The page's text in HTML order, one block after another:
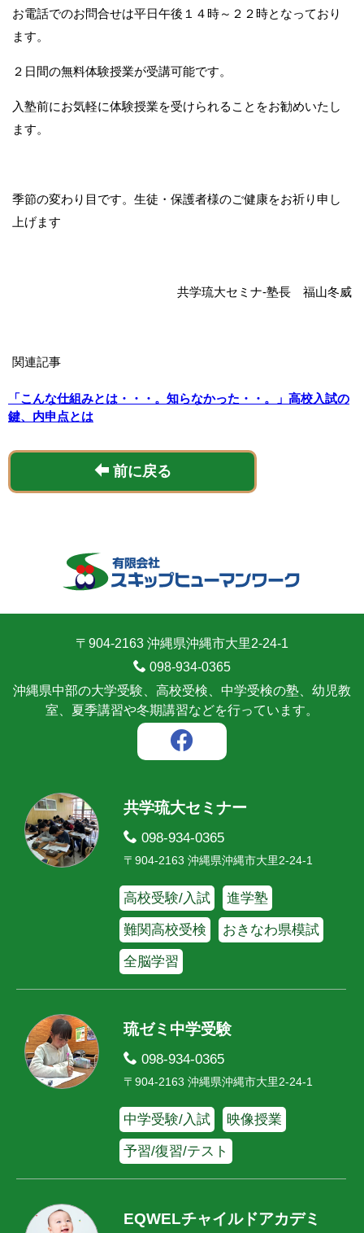
お電話でのお問合せは平日午後１４時～２２時となっており
ます。
２日間の無料体験授業が受講可能です。
入塾前にお気軽に体験授業を受けられることをお勧めいたし
ます。
季節の変わり目です。生徒・保護者様のご健康をお祈り申し
上げます
共学琉大セミナ-塾長 福山冬威
関連記事
「こんな仕組みとは・・・。知らなかった・・。」高校入試の
鍵、内申点とは
前に戻る
〒904-2163 沖縄県沖縄市大里2-24-1
098-934-0365
沖縄県中部の大学受験、高校受検、中学受検の塾、幼児教
室、夏季講習や冬期講習などを行っています。
共学琉大セミナー
098-934-0365
〒904-2163 沖縄県沖縄市大里2-24-1
高校受験/入試 進学塾
難関高校受検 おきなわ県模試
全脳学習
琉ゼミ中学受験
098-934-0365
〒904-2163 沖縄県沖縄市大里2-24-1
中学受験/入試 映像授業
予習/復習/テスト
EQWELチャイルドアカデミ